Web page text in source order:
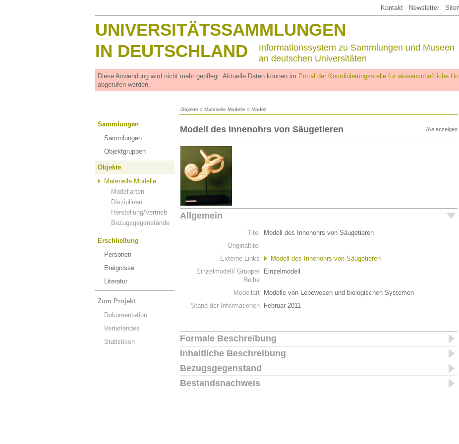
Kontakt Newsletter
UNIVERSITÄTSSAMMLUNGEN
IN DEUTSCHLAND
Informationssystem zu Sammlungen und Museen
an deutschen Universitäten
Diese Anwendung wird nicht mehr gepflegt. Aktuelle Daten können im Portal der Koordinierungsstelle für wissenschaftliche
abgerufen werden.
Objekte » Materielle Modelle » Modell
Sammlungen
Sammlungen
Objektgruppen
Objekte
Materielle Modelle
Modellarten
Disziplinen
Herstellung/Vertrieb
Bezugsgegenstände
Erschließung
Personen
Ereignisse
Literatur
Zum Projekt
Dokumentation
Vertiefendes
Statistiken
Alle anzeigen
Modell des Innenohrs von Säugetieren
Allgemein
Titel
Modell des Innenohrs von Säugetieren
Originaltitel
Externe Links
Modell des Innenohrs von Säugetieren
Einzelmodell/ Gruppe/
Reihe
Einzelmodell
Modellart
Modelle von Lebewesen und biologischen Systemen
Stand der Informationen
Februar 2011
Formale Beschreibung
Inhaltliche Beschreibung
Bezugsgegenstand
Bestandsnachweis